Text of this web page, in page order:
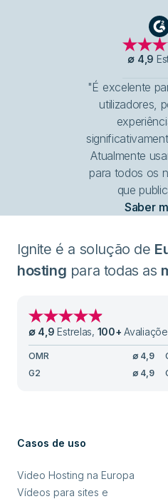
∅ 4,9
"É excelente
utilizadores,
Atualmente
para todos os
que
Saber
Ignite é a solução de
hosting para todas as
∅ 4,9 Estrelas, 100+
OMR ∅ 4,9
G2
∅ 4,9
Casos de uso
Video Hosting na Europa
Vídeos para sites e